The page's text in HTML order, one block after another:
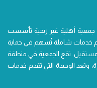
أهلية غير ربحية تأسست
خدمات شاملة تُسهم في حماية
تقع الجمعية في منطقة
وتعد الوحيدة التي تقدم خدمات